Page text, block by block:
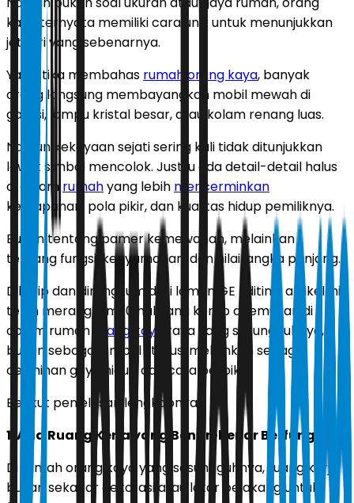
kaya ternyata memiliki cara unik untuk menunjukkan
jati diri yang sebenarnya.
Ya, ketika membahas rumah orang kaya, banyak
orang langsung membayangkan mobil mewah di
garasi, lampu kristal besar, atau kolam renang luas.
Namun kekayaan sejati sering kali tidak ditunjukkan
lewat simbol mencolok. Justru ada detail-detail halus
di dalam rumahyang lebih mencerminkan
kemapanan, pola pikir, dan kualitas hidup pemiliknya.
Bukan tentang pamer kemewahan, melainkan
tentang fungsi, kenyamanan, dan nilai jangka panjang.
Dikutip dan dirangkum dari laman GE Editing, artikel ini
telah merangkum 10 hal yang kerap ditemukan di
dalam rumah orang kaya
raya yang sesungguhnya,
bukan sebagai simbol status, melainkan sebagai
cerminan gaya hidup dan cara berpikir.
Berikut penjelasan lengkapnya.
1. Ada Ruang Kerja yang Benar-benar Berfungsi
Di rumah orang kaya yang sesungguhnya, ruang kerja
bukan sekadar dekorasi atau latar belakang untuk